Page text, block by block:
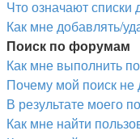
Что означают списки
Как мне добавлять/
Поиск по форумам
Как мне выполнить
Почему мой поиск не
В результате моего
Как мне найти